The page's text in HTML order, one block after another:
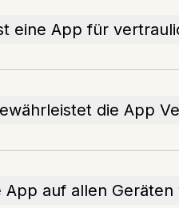
eine App für
die App
App auf allen